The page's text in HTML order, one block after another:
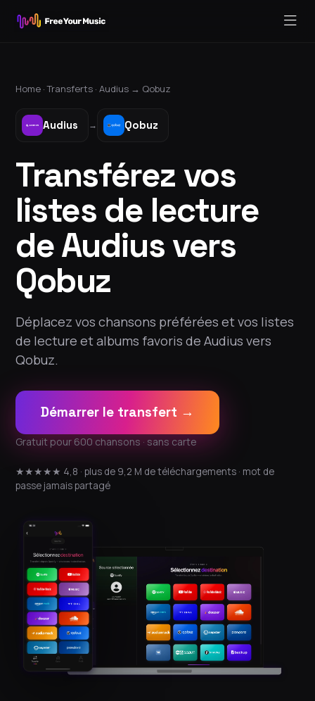
Home ·Transferts · Audius → Qobuz
Audius → Qobuz
Transférez vos
listes de lecture
de Audius vers
Qobuz
Déplacez vos chansons préférées et vos listes
de lecture et albums favoris de Audius vers
Qobuz.
Démarrer le transfert →
Gratuit pour 600 chansons · sans carte
★★★★★ 4,8 · plus de 9,2 M de téléchargements · mot de
passe jamais partagé